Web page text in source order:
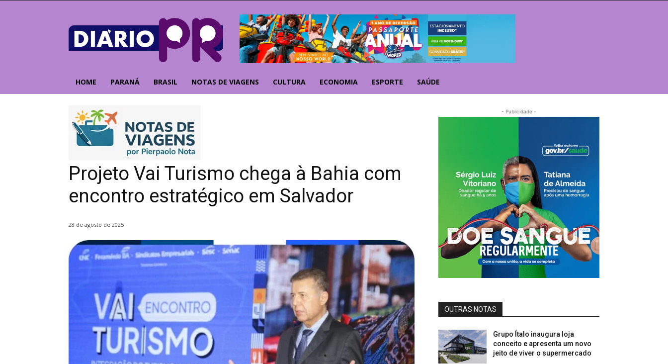
HOME PARANÁ BRASIL NOTAS DE VIAGENS CULTURA ECONOMIA ESPORTE SAÚDE
Projeto Vai Turismo chega à Bahia com
encontro estratégico em Salvador
28 de agosto de 2025
- Publicidade -
OUTRAS NOTAS
Grupo Ítalo inaugura loja
conceito e apresenta um novo
jeito de viver o supermercado